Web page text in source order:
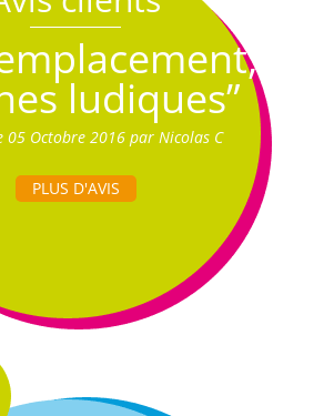
ludiques”
05 Octobre 2016 par Nicolas C
PLUS D'AVIS